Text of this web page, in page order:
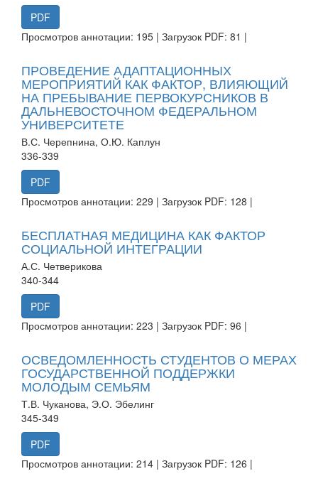
PDF
Просмотров аннотации: 195 | Загрузок PDF: 81 |
ПРОВЕДЕНИЕ АДАПТАЦИОННЫХ
МЕРОПРИЯТИЙ КАК ФАКТОР, ВЛИЯЮЩИЙ
НА ПРЕБЫВАНИЕ ПЕРВОКУРСНИКОВ В
ДАЛЬНЕВОСТОЧНОМ ФЕДЕРАЛЬНОМ
УНИВЕРСИТЕТЕ
В.С. Черепнина, О.Ю. Каплун
336-339
PDF
Просмотров аннотации: 229 | Загрузок PDF: 128 |
БЕСПЛАТНАЯ МЕДИЦИНА КАК ФАКТОР
СОЦИАЛЬНОЙ ИНТЕГРАЦИИ
А.С. Четверикова
340-344
PDF
Просмотров аннотации: 223 | Загрузок PDF: 96 |
ОСВЕДОМЛЕННОСТЬ СТУДЕНТОВ О МЕРАХ
ГОСУДАРСТВЕННОЙ ПОДДЕРЖКИ
МОЛОДЫМ СЕМЬЯМ
Т.В. Чуканова, Э.О. Эбелинг
345-349
PDF
Просмотров аннотации: 214 | Загрузок PDF: 126 |